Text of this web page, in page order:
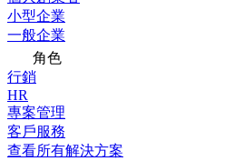
小型企業
一般企業
角色
行銷
HR
專案管理
客戶服務
查看所有解決方案